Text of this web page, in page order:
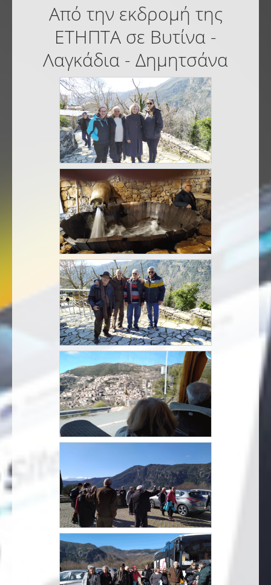
Από την εκδρομή της
ΕΤΗΠΤΑ σε Βυτίνα -
Λαγκάδια - Δημητσάνα